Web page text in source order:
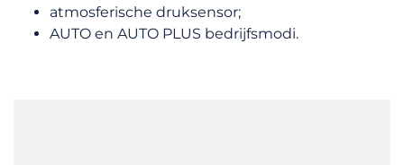
atmosferische druksensor;
AUTO en AUTO PLUS bedrijfsmodi.